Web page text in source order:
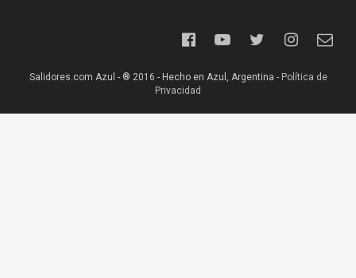
Salidores.com Azul - ® 2016 - Hecho en Azul, Argentina - Política de
Privacidad